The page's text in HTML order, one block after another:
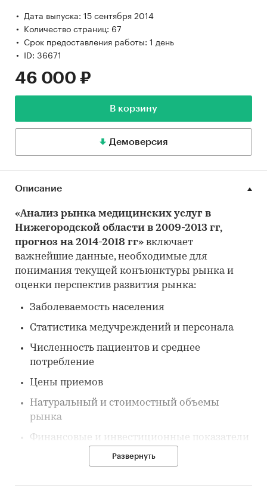
Дата выпуска: 15 сентября 2014
Количество страниц: 67
Срок предоставления работы: 1 день
ID: 36671
46 000 ₽
В корзину
Демоверсия
Описание
«Анализ рынка медицинских услуг в
Нижегородской области в 2009-2013 гг,
прогноз на 2014-2018 гг» включает
важнейшие данные, необходимые для
понимания текущей конъюнктуры рынка и
оценки перспектив развития рынка:
Заболеваемость населения
Статистика медучреждений и персонала
Численность пациентов и среднее
потребление
Цены приемов
Натуральный и стоимостный объемы
рынка
Финансовые и инвестиционные показатели
Развернуть